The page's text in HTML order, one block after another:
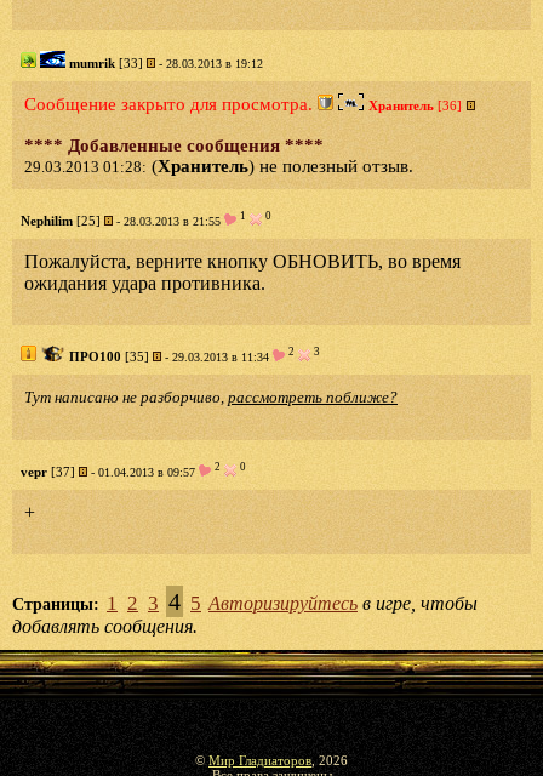
mumrik [33] - 28.03.2013 в 19:12
Сообщение закрыто для просмотра. Хранитель [36]
**** Добавленные сообщения ****
29.03.2013 01:28: (Хранитель) не полезный отзыв.
Nephilim [25] - 28.03.2013 в 21:55 1 0
Пожалуйста, верните кнопку ОБНОВИТЬ, во время
ожидания удара противника.
ПРО100 [35] - 29.03.2013 в 11:34 2 3
Тут написано не разборчиво, рассмотреть поближе?
vepr [37] - 01.04.2013 в 09:57 2 0
+
Страницы: 1 2 3 4 5 Авторизируйтесь в игре, чтобы
добавлять сообщения.
©Мир Гладиаторов , 2026